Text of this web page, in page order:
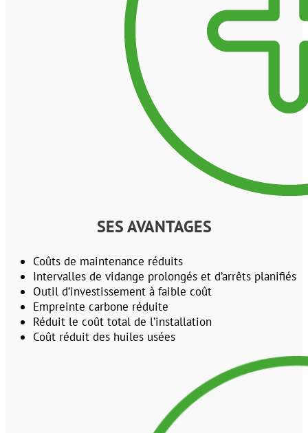
SES AVANTAGES
Coûts de maintenance réduits
Intervalles de vidange prolongés et d’arrêts planifiés
Outil d’investissement à faible coût
Empreinte carbone réduite
Réduit le coût total de l’installation
Coût réduit des huiles usées